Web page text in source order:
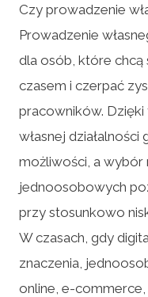
Czy prowadzenie
Prowadzenie
dla osób, które chcą
czasem i czerpać
pracowników.
własnej
możliwości, a
jednoosobowych
przy stosunkowo
W czasach, gdy
znaczenia,
online, e-